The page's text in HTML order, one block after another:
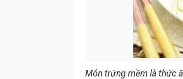
Món trứng mềm là thức